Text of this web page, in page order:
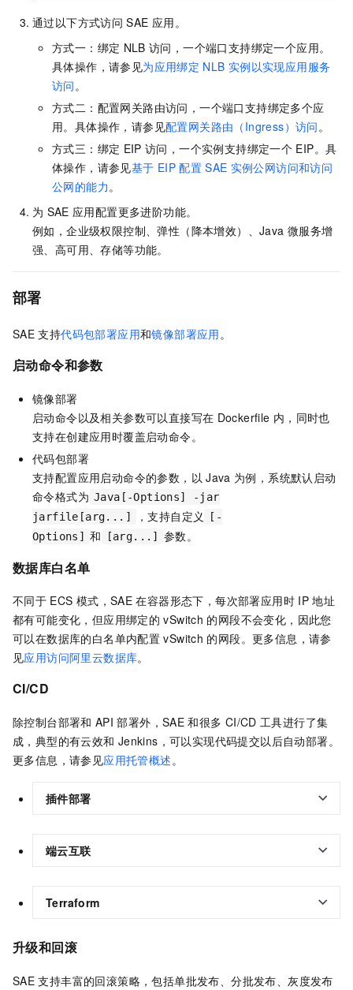
通过以下方式访问 SAE 应用。
方式一：绑定 NLB 访问，一个端口支持绑定一个应用。
具体操作，请参见为应用绑定 NLB 实例以实现应用服务
访问 。
方式二：配置网关路由访问，一个端口支持绑定多个应
用。具体操作，请参见配置网关路由（Ingress）访问 。
方式三：绑定 EIP 访问，一个实例支持绑定一个 EIP。具
体操作，请参见基于 EIP 配置 SAE 实例公网访问和访问
公网的能力 。
为 SAE 应用配置更多进阶功能。
例如，企业级权限控制、弹性（降本增效）、Java 微服务增
强、高可用、存储等功能。
部署
SAE 支持代码包部署应用和镜像部署应用 。
启动命令和参数
镜像部署
启动命令以及相关参数可以直接写在 Dockerfile 内，同时也
支持在创建应用时覆盖启动命令。
代码包部署
支持配置应用启动命令的参数，以 Java 为例，系统默认启动
命令格式为 Java[-Options] -jar
jarfile[arg...]
，支持自定义
[-
Options] 和 [arg...] 参数。
数据库白名单
不同于 ECS 模式， SAE 在容器形态下，每次部署应用时 IP 地址
都有可能变化，但应用绑定的 vSwitch 的网段不会变化，因此您
可以在数据库的白名单内配置 vSwitch 的网段。更多信息，请参
见应用访问阿里云数据库。
CI/CD
除控制台部署和 API 部署外， SAE 和很多 CI/CD 工具进行了集
成，典型的有云效和 Jenkins，可以实现代码提交以后自动部署。
更多信息，请参见应用托管概述 。
插件部署
端云互联
Terraform
升级和回滚
SAE 支持丰富的回滚策略，包括单批发布、分批发布、灰度发布